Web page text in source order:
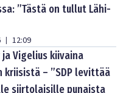
”Tästä on tullut Lähi-
| 12:09
ja Vigelius kiivaina
kriisistä – ”SDP levittää
siirtolaisille punaista